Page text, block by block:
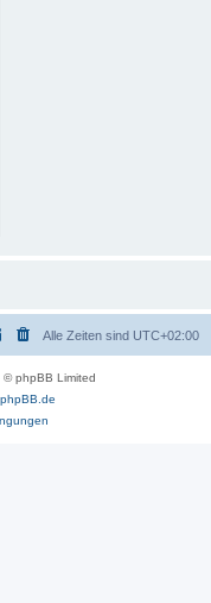
Alle Zeiten sind UTC+02:00
© phpBB Limited
phpBB.de